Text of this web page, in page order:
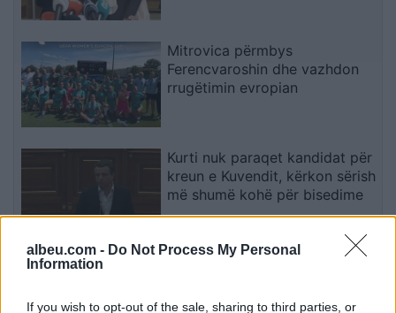
albeu.com - Do Not Process My Personal
Information
If you wish to opt-out of the sale, sharing to third parties, or
Mitrovica përmbys
Ferencvaroshin dhe vazhdon
rrugëtimin evropian
Kurti nuk paraqet kandidat për
kreun e Kuvendit, kërkon sërish
më shumë kohë për bisedime
Populli nuk ua fal